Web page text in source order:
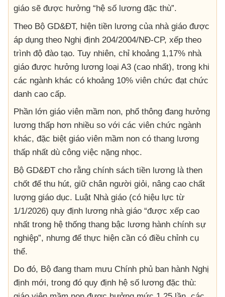
giáo sẽ được hưởng “hệ số lương đặc thù”.
Theo Bộ GD&ĐT, hiện tiền lương của nhà giáo được
áp dụng theo Nghị định 204/2004/NĐ-CP, xếp theo
trình độ đào tạo. Tuy nhiên, chỉ khoảng 1,17% nhà
giáo được hưởng lương loại A3 (cao nhất), trong khi
các ngành khác có khoảng 10% viên chức đạt chức
danh cao cấp.
Phần lớn giáo viên mầm non, phổ thông đang hưởng
lương thấp hơn nhiều so với các viên chức ngành
khác, đặc biệt giáo viên mầm non có thang lương
thấp nhất dù công việc nặng nhọc.
Bộ GD&ĐT cho rằng chính sách tiền lương là then
chốt để thu hút, giữ chân người giỏi, nâng cao chất
lượng giáo dục. Luật Nhà giáo (có hiệu lực từ
1/1/2026) quy định lương nhà giáo “được xếp cao
nhất trong hệ thống thang bậc lương hành chính sự
nghiệp”, nhưng để thực hiện cần có điều chỉnh cụ
thể.
Do đó, Bộ đang tham mưu Chính phủ ban hành Nghị
định mới, trong đó quy định hệ số lương đặc thù: